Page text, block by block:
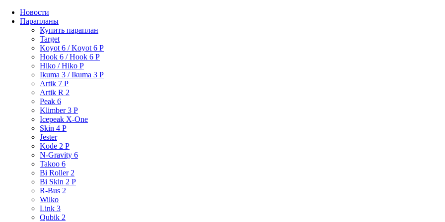
Новости
Парапланы
Купить параплан
Target
Koyot 6 / Koyot 6 P
Hook 6 / Hook 6 P
Hiko / Hiko P
Ikuma 3 / Ikuma 3 P
Artik 7 P
Artik R 2
Peak 6
Klimber 3 P
Icepeak X-One
Skin 4 P
Jester
Kode 2 P
N-Gravity 6
Takoo 6
Bi Roller 2
Bi Skin 2 P
R-Bus 2
Wilko
Link 3
Qubik 2